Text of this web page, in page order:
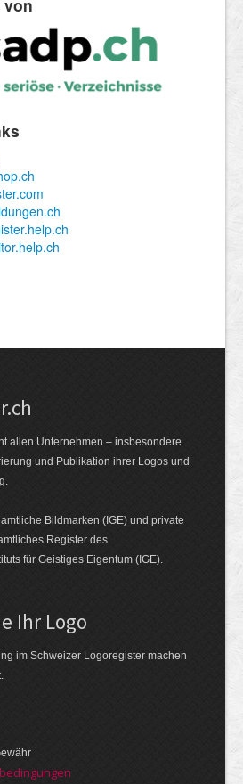
allen Unternehmen – insbesondere
und Publikation ihrer Logos und
Bildmarken (IGE) und private
Register des
für Geistiges Eigentum (IGE).
Ihr Logo
im Schweizer Logo­register machen